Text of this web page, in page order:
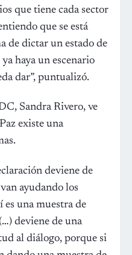
que tiene cada sector
que se está
de dictar un estado de
haya un escenario
dar”, puntualizó.
Sandra Rivero, ve
existe una
deviene de
ayudando los
es una muestra de
deviene de una
al diálogo, porque si